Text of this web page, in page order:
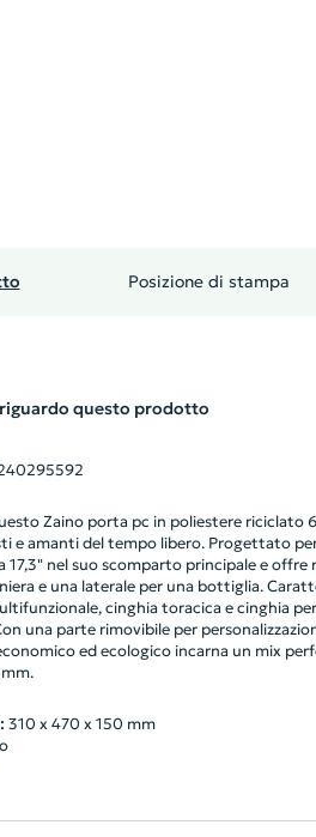
Posizione di stampa
questo prodotto
Zaino porta pc in poliestere riciclato
e amanti del tempo libero. Progettato
17,3" nel suo scomparto principale e
e una laterale per una bottiglia.
cinghia toracica e cinghia
una parte rimovibile per
ed ecologico incarna un mix
310 x 470 x 150 mm